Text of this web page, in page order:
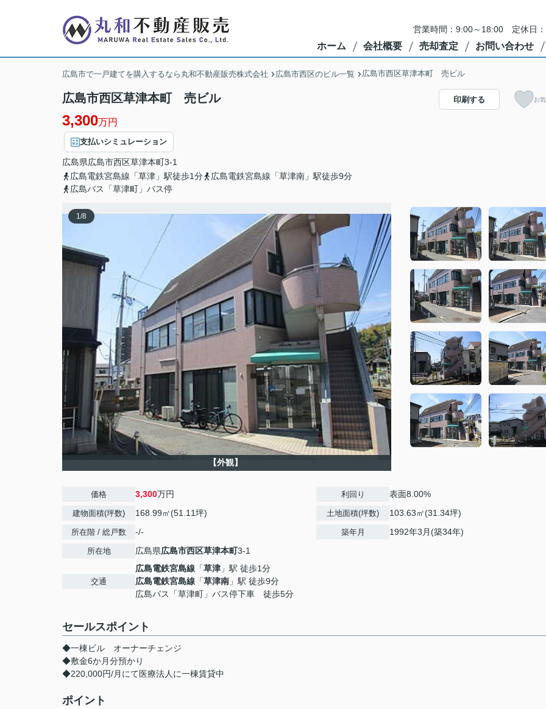
営業時間：9:00～18:00 定休日
ホーム 会社概要 売却査定 お問い合わせ
広島市で一戸建てを購入するなら丸和不動産販売株式会社 広島市西区のビル一覧 広島市西区草津本町 売ビル
広島市西区草津本町 売ビル
3,300万円
支払いシミュレーション
広島県広島市西区草津本町3-1
広島電鉄宮島線「草津」駅徒歩1分
広島電鉄宮島線「草津南」駅徒歩9分
広島バス「草津町」バス停
印刷する お
1/8
【外観】
価格 3,300万円
建物面積(坪数) 168.99㎡(51.11坪)
所在階 / 総戸数 -/-
所在地 広島県広島市西区草津本町3-1
交通
広島電鉄宮島線 「草津 」駅 徒歩1分
広島電鉄宮島線 「草津南 」駅 徒歩9分
広島バス「草津町」バス停下車 徒歩5分
利回り 表面8.00%
土地面積(坪数) 103.63㎡(31.34坪)
築年月 1992年3月(築34年)
セールスポイント
◆一棟ビル オーナーチェンジ
◆敷金6か月分預かり
◆220,000円/月にて医療法人に一棟賃貸中
ポイント